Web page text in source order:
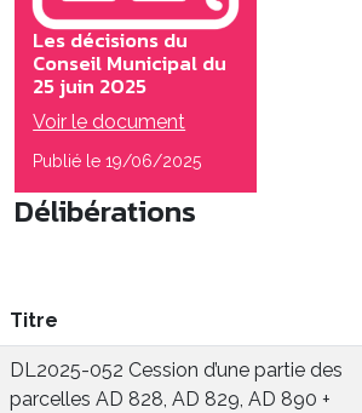
Les décisions du
Conseil Municipal du
25 juin 2025
Voir le document
Publié le 19/06/2025
Délibérations
Titre
DL2025-052 Cession d’une partie des
parcelles AD 828, AD 829, AD 890 +